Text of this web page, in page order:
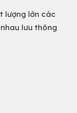
lượng lớn các
lưu thông